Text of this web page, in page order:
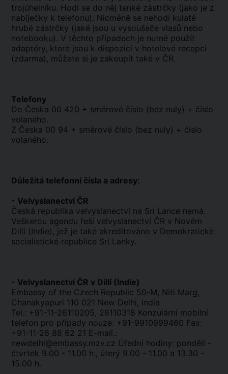
trojúhelníku. Hodí se do něj tenké zástrčky (jako je z
nabíječky k telefonu). Nicméně se nehodí kulaté
hrubé zástrčky (jaké jsou u vysoušeče vlasů nebo
notebooku). V těchto případech je nutné použít
adaptéry, které jsou k dispozici v hotelové recepci
(zdarma), můžete si je zakoupit také v ČR.
Telefony
Do Česka 00 420 + směrové číslo (bez nuly) + číslo
volaného.
Z Česka 00 94 + směrové číslo (bez nuly) + číslo
volaného.
Důležitá telefonní čísla a adresy:
- Velvyslanectví ČR
Česká republika velvyslanectví na Srí Lance nemá.
Veškerou agendu řeší velvyslanectví ČR v Novém
Dillí (Indie), jež je také akreditováno v Demokratické
socialistické republice Srí Lanky.
- Velvyslanectví ČR v Dillí (Indie)
Embassy of the Czech Republic 50-M, Niti Marg,
Chanakyapuri 110 021 New Delhi, India
Tel.: +91-11-26110205, 26110318 Konzulární mobilní
telefon pro případy nouze: +91-9910999460 Fax:
+91-11-26 88 62 21 E-mail.:
newdelhi@embassy.mzv.cz Úřední hodiny: pondělí -
čtvrtek 9.00 - 11.00 h., úterý 9.00 - 11.00 a 13.30 -
15.00 h.